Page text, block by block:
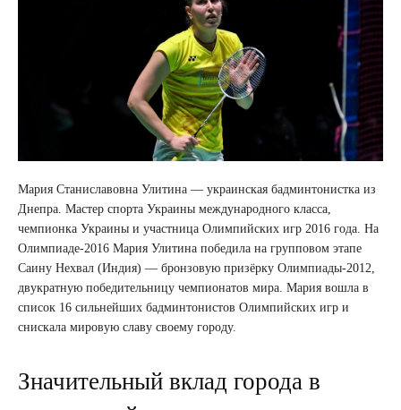
Мария Станиславовна Улитина — украинская бадминтонистка из
Днепра. Мастер спорта Украины международного класса,
чемпионка Украины и участница Олимпийских игр 2016 года. На
Олимпиаде-2016 Мария Улитина победила на групповом этапе
Саину Нехвал (Индия) — бронзовую призёрку Олимпиады-2012,
двукратную победительницу чемпионатов мира. Мария вошла в
список 16 сильнейших бадминтонистов Олимпийских игр и
снискала мировую славу своему городу.
Значительный вклад города в